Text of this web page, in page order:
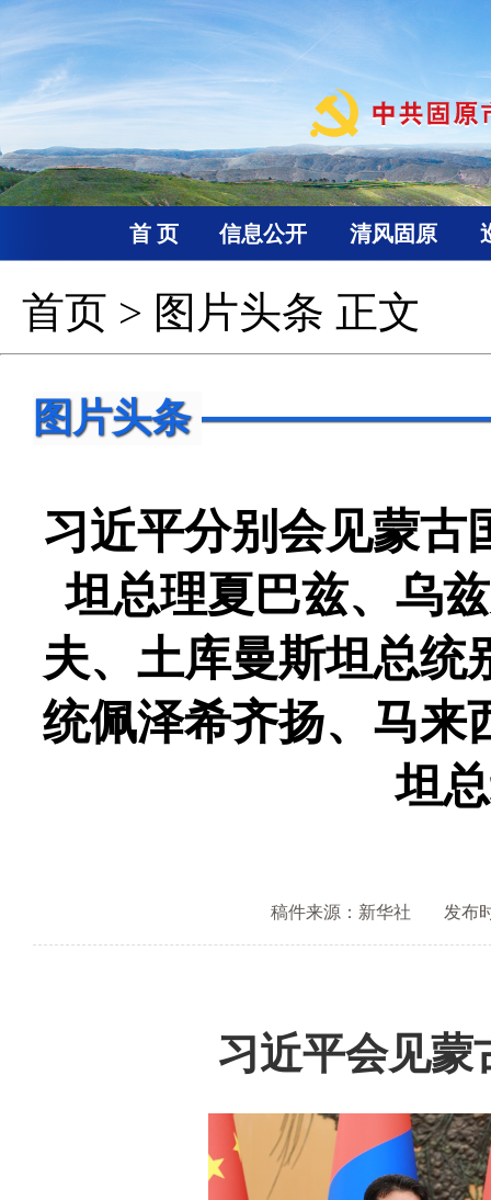
首 页 信息公开 清风固原
首页 > 图片头条 正文
图片头条
习近平分别会见蒙古
坦总理夏巴兹、乌
夫、土库曼斯坦总统
统佩泽希齐扬、马来
坦
稿件来源：新华社 发布
习近平会见蒙